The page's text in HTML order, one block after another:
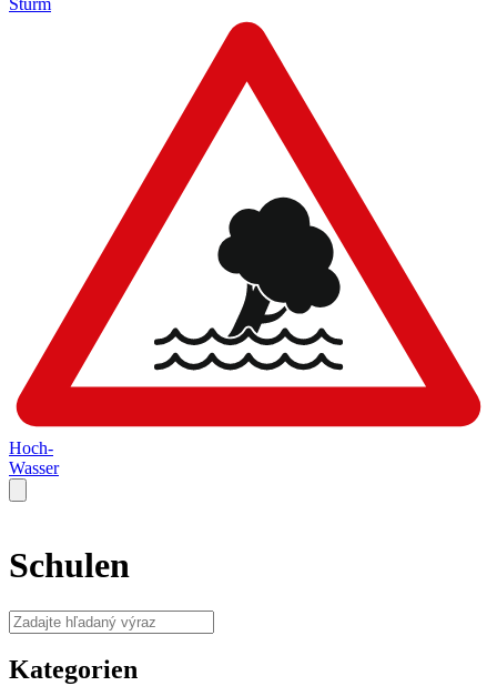
Sturm
Hoch-
Wasser
Schulen
Kategorien